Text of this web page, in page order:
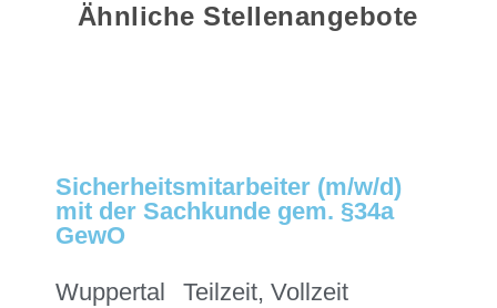
Ähnliche Stellenangebote
Sicherheitsmitarbeiter (m/w/d)
mit der Sachkunde gem. §34a
GewO
Wuppertal Teilzeit, Vollzeit